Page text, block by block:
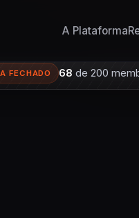
A Plataforma
FECHADO 68 de 200